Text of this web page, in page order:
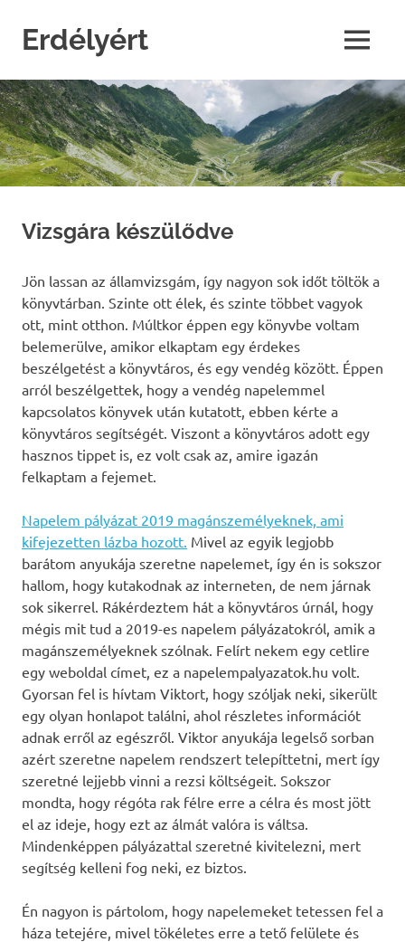
contentErdélyért MENU
Vizsgára készülődve
Jön lassan az államvizsgám, így nagyon sok időt töltök a
könyvtárban. Szinte ott élek, és szinte többet vagyok
ott, mint otthon. Múltkor éppen egy könyvbe voltam
belemerülve, amikor elkaptam egy érdekes
beszélgetést a könyvtáros, és egy vendég között. Éppen
arról beszélgettek, hogy a vendég napelemmel
kapcsolatos könyvek után kutatott, ebben kérte a
könyvtáros segítségét. Viszont a könyvtáros adott egy
hasznos tippet is, ez volt csak az, amire igazán
felkaptam a fejemet.
Napelem pályázat 2019 magánszemélyeknek, ami
kifejezetten lázba hozott. Mivel az egyik legjobb
barátom anyukája szeretne napelemet, így én is sokszor
hallom, hogy kutakodnak az interneten, de nem járnak
sok sikerrel. Rákérdeztem hát a könyvtáros úrnál, hogy
mégis mit tud a 2019-es napelem pályázatokról, amik a
magánszemélyeknek szólnak. Felírt nekem egy cetlire
egy weboldal címet, ez a napelempalyazatok.hu volt.
Gyorsan fel is hívtam Viktort, hogy szóljak neki, sikerült
egy olyan honlapot találni, ahol részletes információt
adnak erről az egészről. Viktor anyukája legelső sorban
azért szeretne napelem rendszert telepíttetni, mert így
szeretné lejjebb vinni a rezsi költségeit. Sokszor
mondta, hogy régóta rak félre erre a célra és most jött
el az ideje, hogy ezt az álmát valóra is váltsa.
Mindenképpen pályázattal szeretné kivitelezni, mert
segítség kelleni fog neki, ez biztos.
Én nagyon is pártolom, hogy napelemeket tetessen fel a
háza tetejére, mivel tökéletes erre a tető felülete és